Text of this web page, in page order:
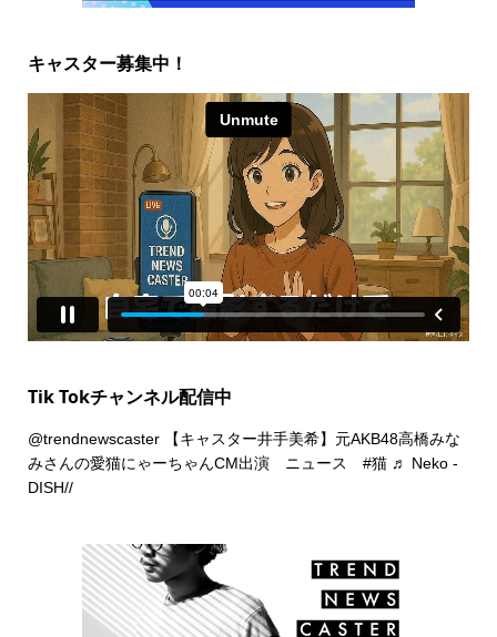
キャスター募集中！
Tik Tokチャンネル配信中
@trendnewscaster【キャスター井手美希】元AKB48高橋みな
みさんの愛猫にゃーちゃんCM出演 ニュース #猫 ♬ Neko -
DISH//